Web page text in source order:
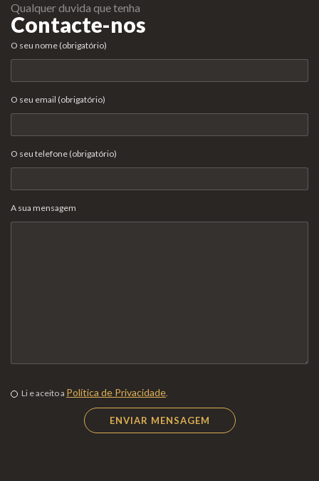
Qualquer duvida que tenha
Contacte-nos
O seu nome (obrigatório)
O seu email (obrigatório)
O seu telefone (obrigatório)
A sua mensagem
Li e aceito a Política de Privacidade.